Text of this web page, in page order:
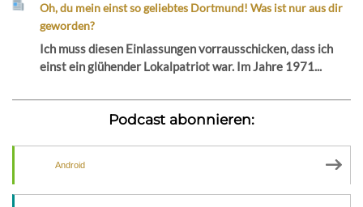
Oh, du mein einst so geliebtes Dortmund! Was ist nur aus dir
geworden?
Ich muss diesen Einlassungen vorrausschicken, dass ich
einst ein glühender Lokalpatriot war. Im Jahre 1971...
Podcast abonnieren:
Android